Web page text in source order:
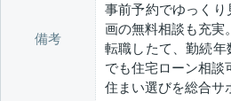
備考
事前予約でゆっく
画の無料相談も充実。
転職したて、勤続
でも住宅ローン相談
住まい選びを総合サ